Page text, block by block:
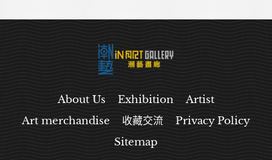
About Us Exhibition
Artist
Art merchandise
收藏交流
Privacy Policy
Sitemap